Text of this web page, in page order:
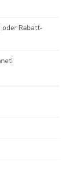
oder Rabatt-